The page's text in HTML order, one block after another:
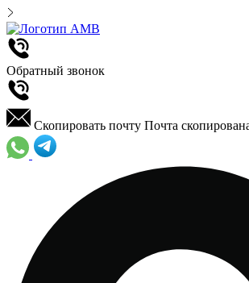
Обратный звонок
Скопировать почту Почта